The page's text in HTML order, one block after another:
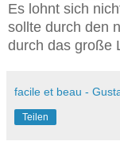
Es lohnt sich
sollte durch den
durch das große
facile et beau -
Teilen